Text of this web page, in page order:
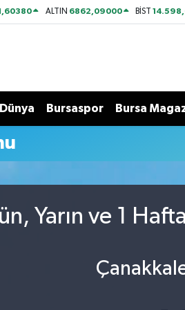
ALTIN 6862,09000 BİST
Dünya Bursaspor Bursa
Yarın ve 1